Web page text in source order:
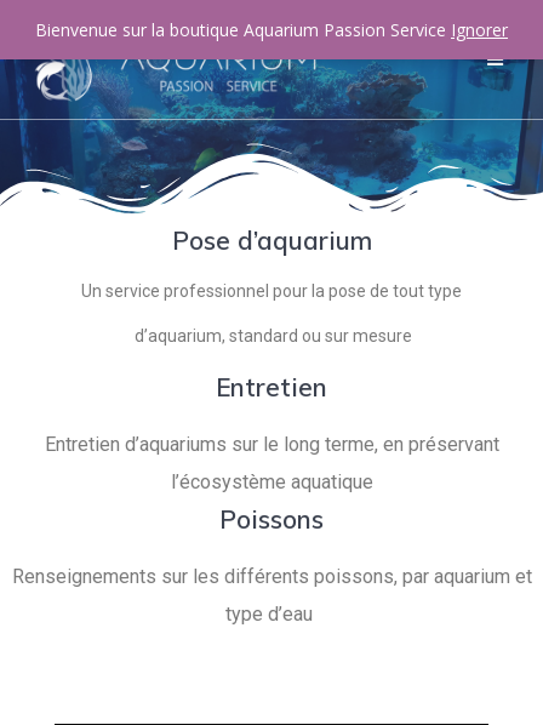
Pose d’aquarium
Un service professionnel pour la pose de tout type
d’aquarium, standard ou sur mesure
Entretien
Entretien d’aquariums sur le long terme, en préservant
l’écosystème aquatique
Poissons
Renseignements sur les différents poissons, par aquarium et
type d’eau
Bienvenue sur la boutique Aquarium Passion Service Ignorer